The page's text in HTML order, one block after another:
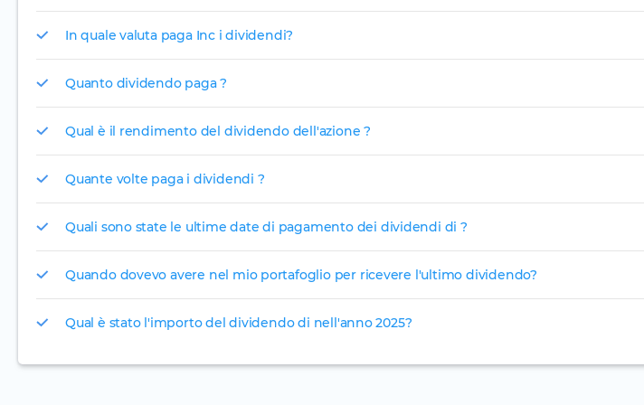
In quale valuta paga Inc i dividendi?
Quanto dividendo paga ?
Qual è il rendimento del dividendo dell'azione ?
Quante volte paga i dividendi ?
Quali sono state le ultime date di pagamento dei dividendi di ?
Quando dovevo avere nel mio portafoglio per ricevere l'ultimo dividendo?
Qual è stato l'importo del dividendo di nell'anno 2025?